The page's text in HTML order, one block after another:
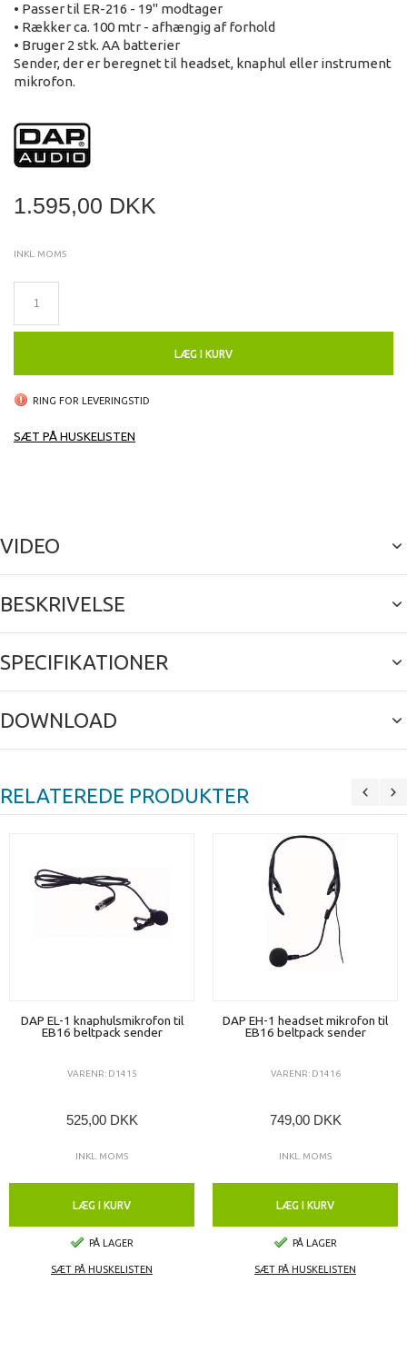
• Passer til ER-216 - 19" modtager
• Rækker ca. 100 mtr - afhængig af forhold
• Bruger 2 stk. AA batterier
Sender, der er beregnet til headset, knaphul eller instrument
mikrofon.
1.595,00 DKK
INKL. MOMS
LÆG I KURV
RING FOR LEVERINGSTID
SÆT PÅ HUSKELISTEN
VIDEO
BESKRIVELSE
SPECIFIKATIONER
DOWNLOAD
RELATEREDE PRODUKTER
DAP EL-1 knaphulsmikrofon til
EB16 beltpack sender
VARENR: D1415
525,00 DKK
INKL. MOMS
LÆG I KURV
PÅ LAGER
SÆT PÅ HUSKELISTEN
DAP EH-1 headset mikrofon til
EB16 beltpack sender
VARENR: D1416
749,00 DKK
INKL. MOMS
LÆG I KURV
PÅ LAGER
SÆT PÅ HUSKELISTEN